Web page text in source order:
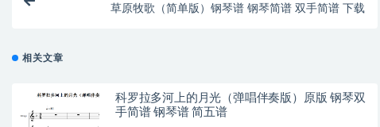
草原牧歌（简单版）钢琴谱 钢琴简谱 双手简谱 下载
相关文章
科罗拉多河上的月光（弹唱伴奏版）原版 钢琴双
手简谱 钢琴谱 简五谱